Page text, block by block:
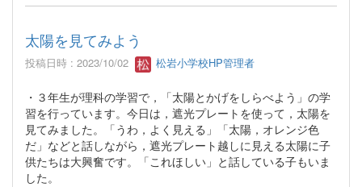
太陽を見てみよう
投稿日時 : 2023/10/02 松岩小学校HP管理者
・３年生が理科の学習で，「太陽とかげをしらべよう」の学
習を行っています。今日は，遮光プレートを使って，太陽を
見てみました。「うわ，よく見える」「太陽，オレンジ色
だ」などと話しながら，遮光プレート越しに見える太陽に子
供たちは大興奮です。「これほしい」と話している子もいま
した。